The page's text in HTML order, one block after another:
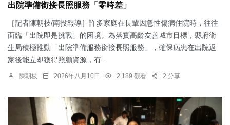
出院準備銜接長照服務「零時差」
［記者陳朝枝/南投報導］許多家庭在長輩因急性傷病住院時，往往
面臨「出院即是挑戰」的困境。為落實高齡友善城市目標，縣府衛
生局積極推動「出院準備服務銜接長照服務」，確保病患在出院返
家後能立即獲得照顧資源，有...
陳朝枝 2026年八月10日 2,189 觀看 2 分享